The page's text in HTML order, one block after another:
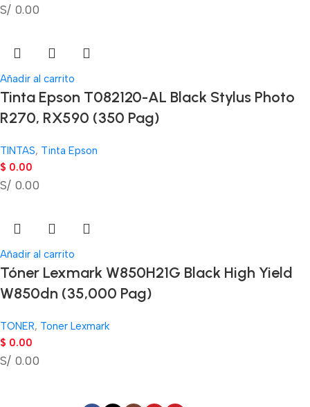
S/ 0.00
Añadir al carrito
Tinta Epson T082120-AL Black Stylus Photo
R270, RX590 (350 Pag)
TINTAS, Tinta Epson
$ 0.00
S/ 0.00
Añadir al carrito
Tóner Lexmark W850H21G Black High Yield
W850dn (35,000 Pag)
TONER, Toner Lexmark
$ 0.00
S/ 0.00